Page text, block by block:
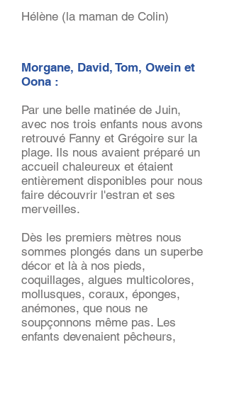
Hélène (la maman de Colin)
Morgane, David, Tom, Owein et
Oona :
Par une belle matinée de Juin,
avec nos trois enfants nous avons
retrouvé Fanny et Grégoire sur la
plage. Ils nous avaient préparé un
accueil chaleureux et étaient
entièrement disponibles pour nous
faire découvrir l'estran et ses
merveilles.
Dès les premiers mètres nous
sommes plongés dans un superbe
décor et là à nos pieds,
coquillages, algues multicolores,
mollusques, coraux, éponges,
anémones, que nous ne
soupçonnons même pas. Les
enfants devenaient pêcheurs,